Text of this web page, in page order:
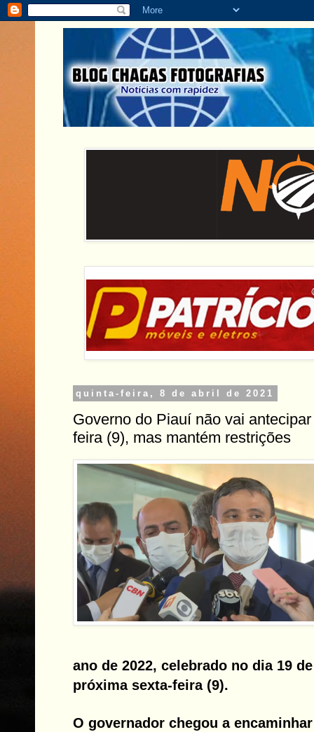
quinta-feira, 8 de abril de 2021
Governo do Piauí não vai
feira (9), mas mantém restrições
ano de 2022, celebrado no dia 19
próxima sexta-feira (9).
O governador chegou a